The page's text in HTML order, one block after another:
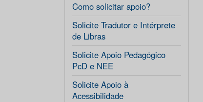
Como solicitar apoio?
Solicite Tradutor e Intérprete
de Libras
Solicite Apoio Pedagógico
PcD e NEE
Solicite Apoio à
Acessibilidade